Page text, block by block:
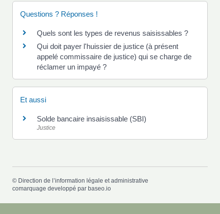
Questions ? Réponses !
Quels sont les types de revenus saisissables ?
Qui doit payer l'huissier de justice (à présent
appelé commissaire de justice) qui se charge de
réclamer un impayé ?
Et aussi
Solde bancaire insaisissable (SBI)
Justice
© Direction de l’information légale et administrative
comarquage developpé par baseo.io